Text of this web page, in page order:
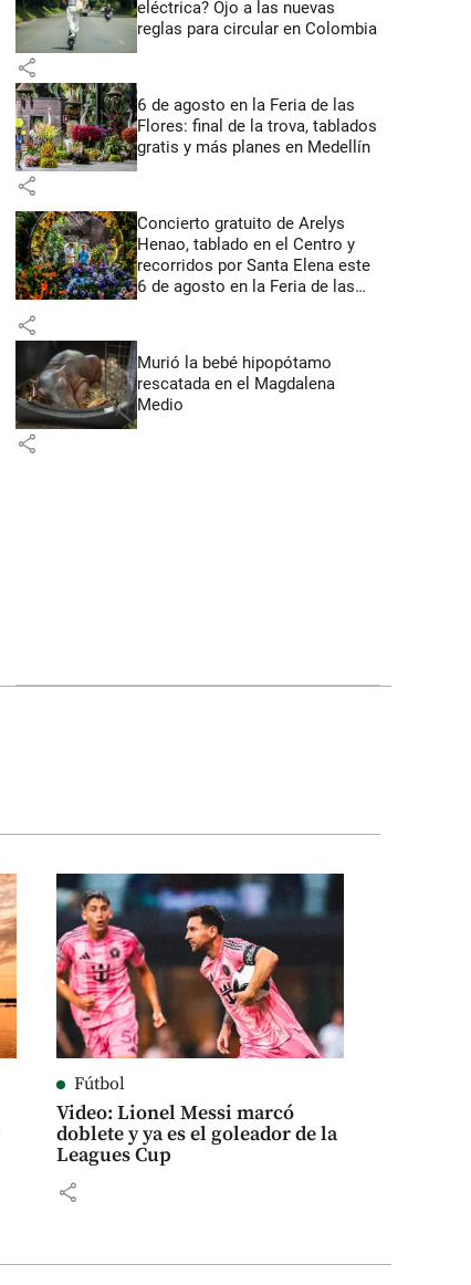
eléctrica? Ojo a las nuevas
reglas para circular en Colombia
share
6 de agosto en la Feria de las
Flores: final de la trova, tablados
gratis y más planes en Medellín
share
Concierto gratuito de Arelys
Henao, tablado en el Centro y
recorridos por Santa Elena este
6 de agosto en la Feria de las
share
Murió la bebé hipopótamo
rescatada en el Magdalena
Medio
share
Fútbol
Video: Lionel Messi marcó
doblete y ya es el goleador de la
Leagues Cup
share